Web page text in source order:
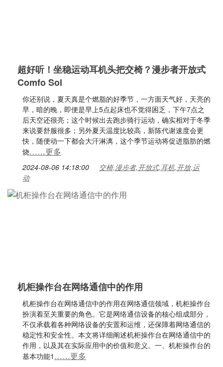
超好听！坐稳运动耳机头把交椅？漫步者开放式
Comfo Sol
你还别说，夏天真是个燃脂的好季节，一方面天气好，天亮的
早，暗的晚，即便是早上5点起床也不觉得困乏，下午7点之
后天空还很亮；这个时候出去跑步骑行运动，确实相对于冬季
来说要舒服很多；另外夏天温度比较高，新陈代谢速度会更
快，随便动一下都会大汗淋漓，这个季节运动将促进脂肪的燃
烧……更多
2024-08-06 14:18:00
交椅,漫步者,开放式,耳机,开放,运
动
机柜操作台在网络通信中的作用
机柜操作台在网络通信中的作用在网络通信领域，机柜操作台
扮演着至关重要的角色。它是网络通信设备的核心组成部分，
不仅承载着各种网络设备的安置和运维，还保障着网络通信的
稳定性和安全性。本文将详细阐述机柜操作台在网络通信中的
作用，以及其在实际应用中的价值和意义。一、机柜操作台的
基本功能1 ……更多